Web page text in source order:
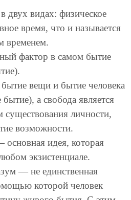
двух видах: физическое
время, что и называется
временем.
фактор в самом бытие
вещи и бытие человека
а свобода является
существования личности,
возможности.
идея, которая
экзистенциале.
— не единственная
которой человек